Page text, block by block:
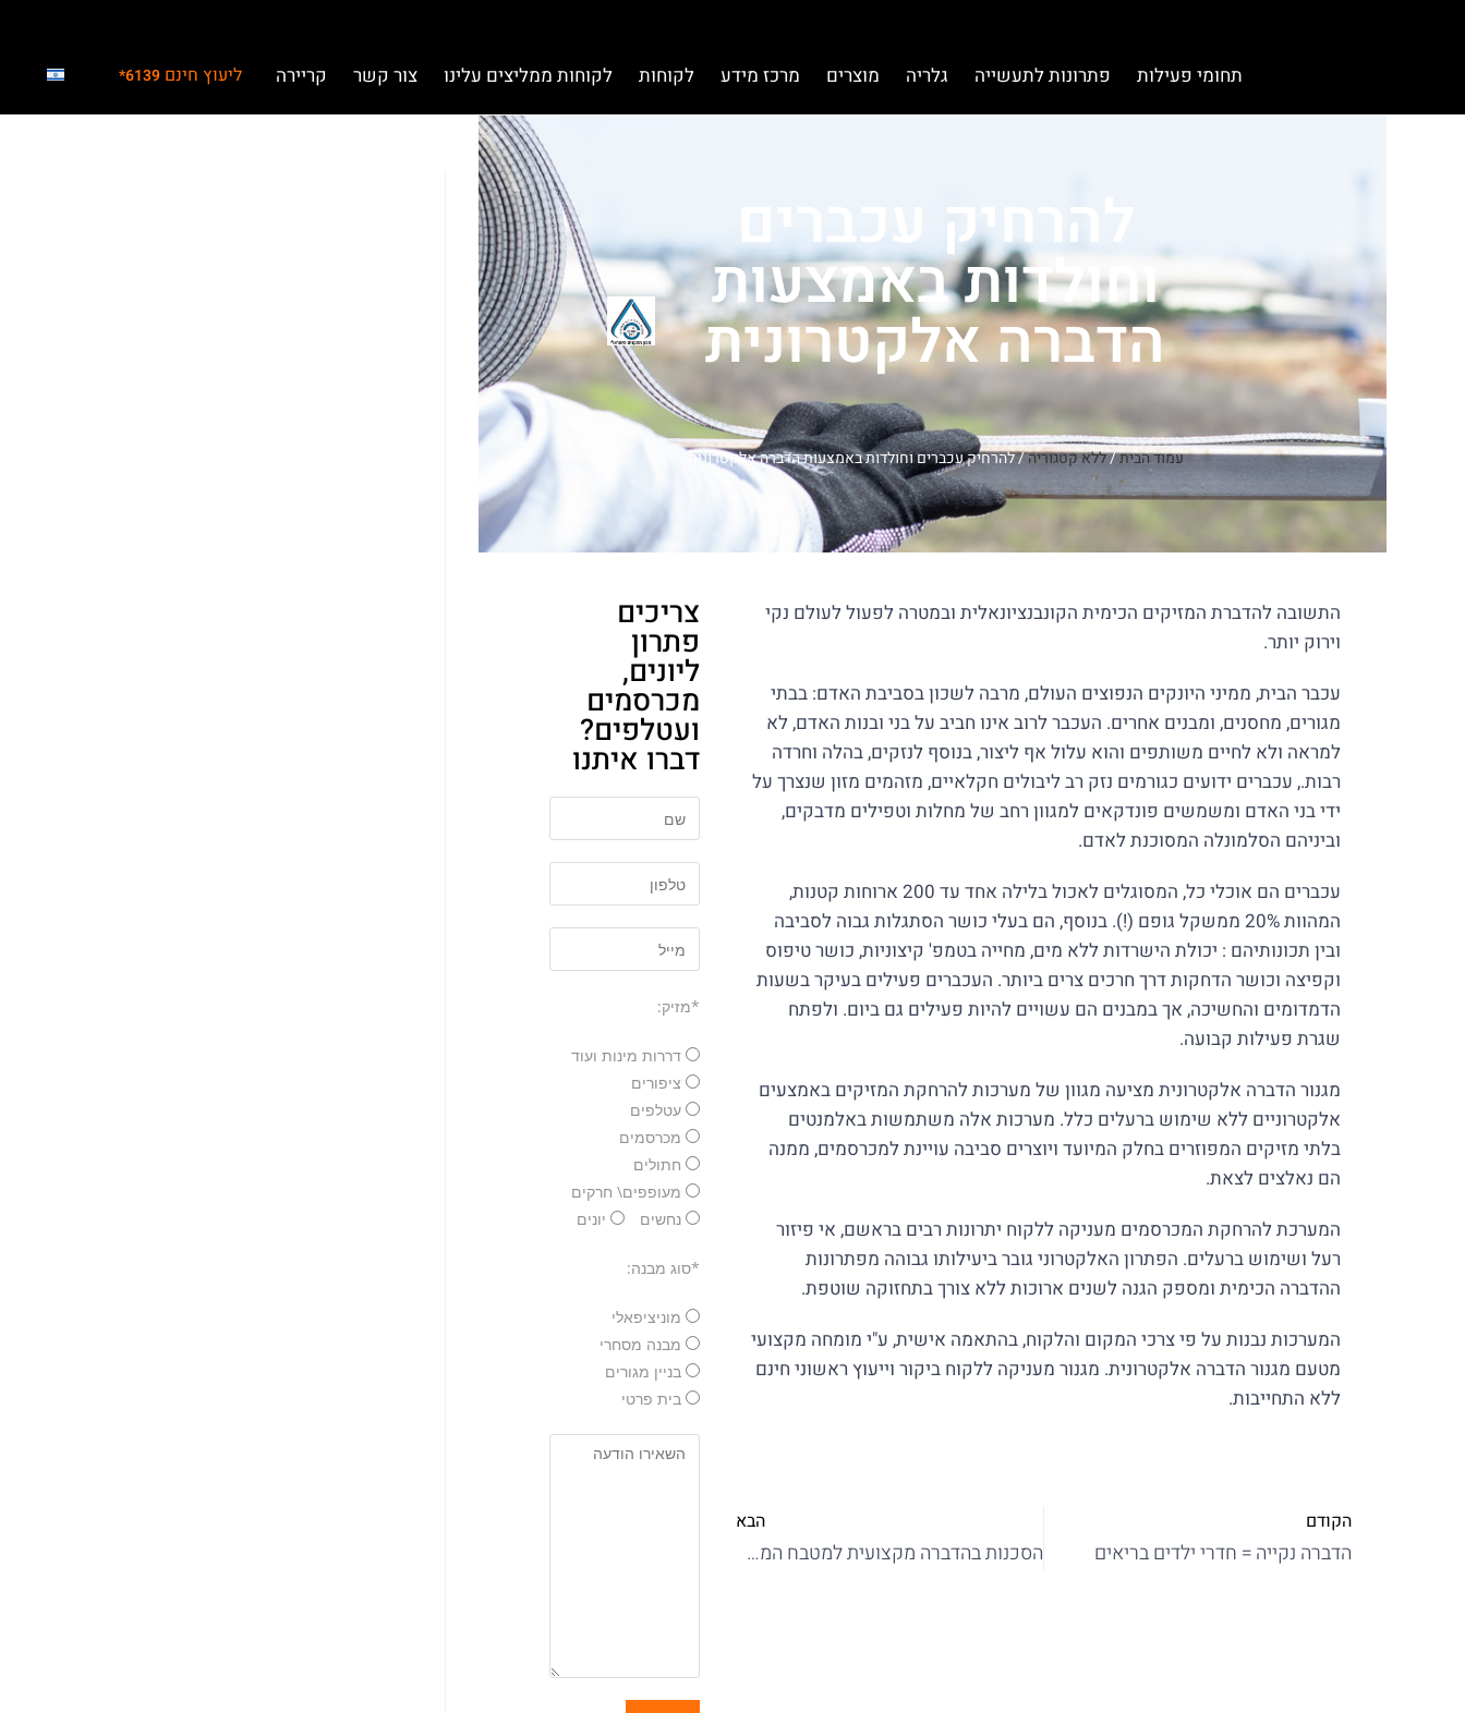
תחומי פעילות פתרונות לתעשייה גלריה מוצרים מרכז מידע לקוחות לקוחות ממליצים עלינו צור קשר קריירה ליעוץ חינם6139*
להרחיק עכברים
וחולדות באמצעות
הדברה אלקטרונית
עמוד הבית/ללא קטגוריה/ להרחיק עכברים וחולדות באמצעות הדברה אלקטרונית
התשובה להדברת המזיקים הכימית הקונבנציונאלית ובמטרה לפעול לעולם נקי
וירוק יותר.
עכבר הבית, ממיני היונקים הנפוצים העולם, מרבה לשכון בסביבת האדם: בבתי
מגורים, מחסנים, ומבנים אחרים. העכבר לרוב אינו חביב על בני ובנות האדם, לא
למראה ולא לחיים משותפים והוא עלול אף ליצור, בנוסף לנזקים, בהלה וחרדה
רבות., עכברים ידועים כגורמים נזק רב ליבולים חקלאיים, מזהמים מזון שנצרך על
ידי בני האדם ומשמשים פונדקאים למגוון רחב של מחלות וטפילים מדבקים,
וביניהם הסלמונלה המסוכנת לאדם.
עכברים הם אוכלי כל, המסוגלים לאכול בלילה אחד עד 200 ארוחות קטנות,
המהוות 20% ממשקל גופם (!). בנוסף, הם בעלי כושר הסתגלות גבוה לסביבה
ובין תכונותיהם : יכולת הישרדות ללא מים, מחייה בטמפ' קיצוניות, כושר טיפוס
וקפיצה וכושר הדחקות דרך חרכים צרים ביותר. העכברים פעילים בעיקר בשעות
הדמדומים והחשיכה, אך במבנים הם עשויים להיות פעילים גם ביום. ולפתח
שגרת פעילות קבועה.
מגנור הדברה אלקטרונית מציעה מגוון של מערכות להרחקת המזיקים באמצעים
אלקטרוניים ללא שימוש ברעלים כלל. מערכות אלה משתמשות באלמנטים
בלתי מזיקים המפוזרים בחלק המיועד ויוצרים סביבה עויינת למכרסמים, ממנה
הם נאלצים לצאת.
המערכת להרחקת המכרסמים מעניקה ללקוח יתרונות רבים בראשם, אי פיזור
רעל ושימוש ברעלים. הפתרון האלקטרוני גובר ביעילותו גבוהה מפתרונות
ההדברה הכימית ומספק הגנה לשנים ארוכות ללא צורך בתחזוקה שוטפת.
המערכות נבנות על פי צרכי המקום והלקוח, בהתאמה אישית, ע"י מומחה מקצועי
מטעם מגנור הדברה אלקטרונית. מגנור מעניקה ללקוח ביקור וייעוץ ראשוני חינם
ללא התחייבות.
הקודם
הדברה נקייה = חדרי ילדים בריאים
הבא
הסכנות בהדברה מקצועית למטבח המקצועי
צריכים
פתרון
ליונים,
מכרסמים
ועטלפים?
דברו איתנו
*מזיק:
דררות מינות ועוד
ציפורים
עטלפים
מכרסמים
חתולים
מעופפים\ חרקים
נחשים
יונים
*סוג מבנה:
מוניציפאלי
מבנה מסחרי
בניין מגורים
בית פרטי